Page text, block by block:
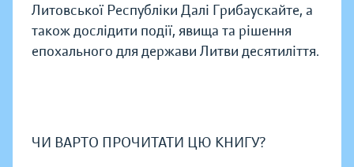
Литовської Республіки Далі Грибаускайте, а
також дослідити події, явища та рішення
епохального для держави Литви десятиліття.
ЧИ ВАРТО ПРОЧИТАТИ ЦЮ КНИГУ?